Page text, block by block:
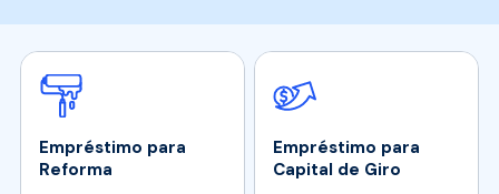
Empréstimo para
Reforma
Empréstimo para
Capital de Giro